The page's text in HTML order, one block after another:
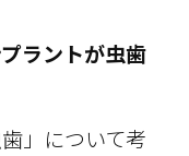
ラントが虫歯
」について考